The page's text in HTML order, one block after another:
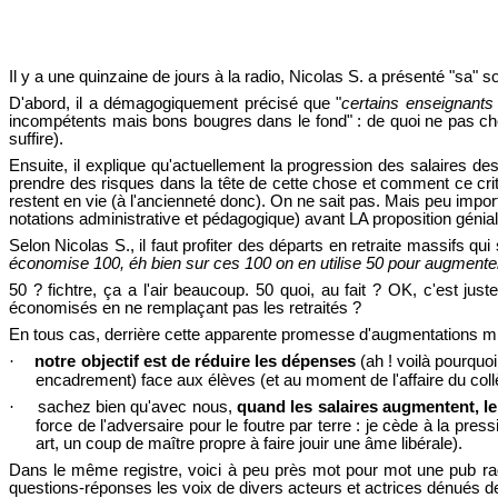
Il y a une quinzaine de jours à la radio, Nicolas S. a présenté "sa"
D'abord, il a démagogiquement précisé que "certains
incompétents mais bons bougres dans le fond" : de quoi ne pas
suffire).
Ensuite, il explique qu'actuellement la progression des salaires
prendre des risques dans la tête de cette chose et comment ce
restent en vie (à l'ancienneté donc). On ne sait pas. Mais peu
notations administrative et pédagogique) avant LA proposition
Selon Nicolas S., il faut profiter des départs en retraite massifs qui
économise 100, éh bien sur ces 100 on en utilise 50 pour
50 ? fichtre, ça a l'air beaucoup. 50 quoi, au fait ? OK, c'est
économisés en ne remplaçant pas les retraités ?
En tous cas, derrière cette apparente promesse d'augmentations
·
notre objectif est de réduire les dépenses(ah ! voilà
encadrement) face aux élèves (et au moment de l'affaire du
·
sachez bien qu'avec nous,quand les salaires augmentent,
force de l'adversaire pour le foutre par terre : je cède à la
art, un coup de maître propre à faire jouir une âme libérale).
Dans le même registre, voici à peu près mot pour mot une pub
questions-réponses les voix de divers acteurs et actrices dénués